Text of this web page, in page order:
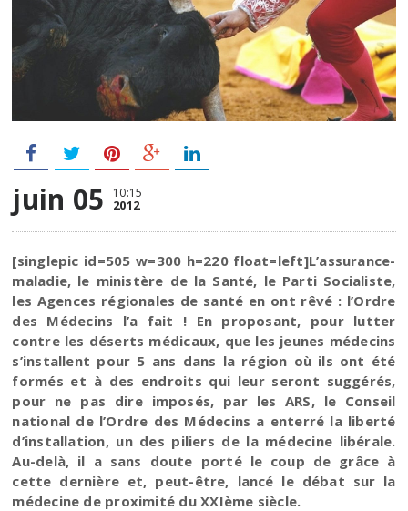
juin 05 10:15
2012
[singlepic id=505 w=300 h=220 float=left]L’assurance-
maladie, le ministère de la Santé, le Parti Socialiste,
les Agences régionales de santé en ont rêvé : l’Ordre
des Médecins l’a fait ! En proposant, pour lutter
contre les déserts médicaux, que les jeunes médecins
s’installent pour 5 ans dans la région où ils ont été
formés et à des endroits qui leur seront suggérés,
pour ne pas dire imposés, par les ARS, le Conseil
national de l’Ordre des Médecins a enterré la liberté
d’installation, un des piliers de la médecine libérale.
Au-delà, il a sans doute porté le coup de grâce à
cette dernière et, peut-être, lancé le débat sur la
médecine de proximité du XXIème siècle.